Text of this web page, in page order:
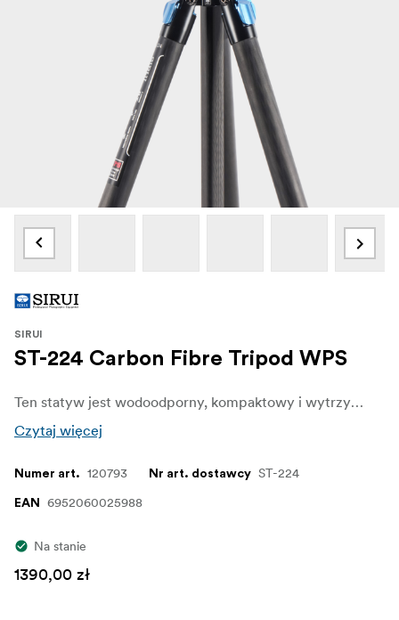
SIRUI
ST-224 Carbon Fibre Tripod WPS
Ten statyw jest wodoodporny, kompaktowy i wytrzymały, a także posiada unikalny system szybkiego zwalniania. Idealny do wszystkich zdjęć plenerowych dla lustrzanek cyfrowych i aparatów bezlusterkowych.
Czytaj więcej
Numer art. 120793 Nr art. dostawcy ST-224
EAN 6952060025988
Na stanie
1390,00 zł